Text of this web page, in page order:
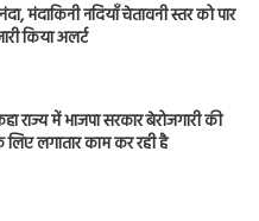
मंदाकिनी नदियाँ चेतावनी स्तर को पार
किया अलर्ट
राज्य में भाजपा सरकार बेरोजगारी की
लगातार काम कर रही है